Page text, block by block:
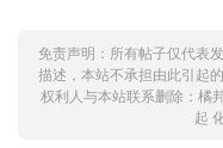
免责声明：所有帖子仅代表
描述，本站不承担由此引起
权利人与本站联系删除： 橘
起